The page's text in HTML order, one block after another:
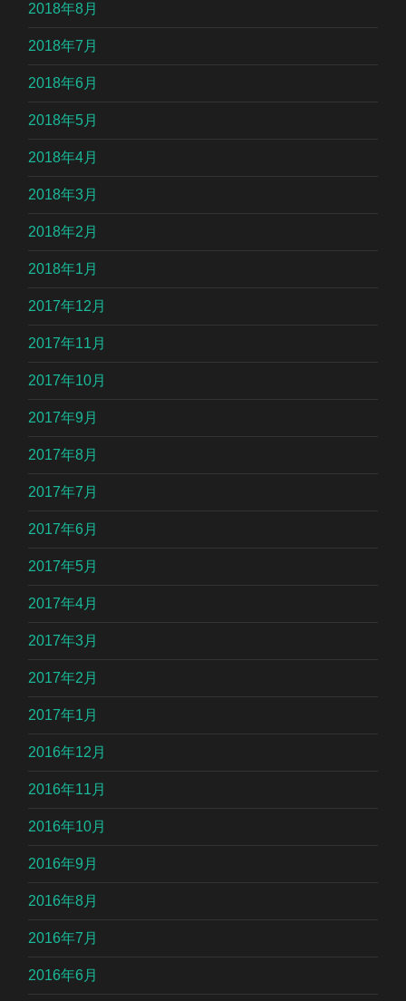
2018年8月
2018年7月
2018年6月
2018年5月
2018年4月
2018年3月
2018年2月
2018年1月
2017年12月
2017年11月
2017年10月
2017年9月
2017年8月
2017年7月
2017年6月
2017年5月
2017年4月
2017年3月
2017年2月
2017年1月
2016年12月
2016年11月
2016年10月
2016年9月
2016年8月
2016年7月
2016年6月